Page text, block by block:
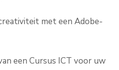
met een Adobe-
een Cursus ICT voor uw